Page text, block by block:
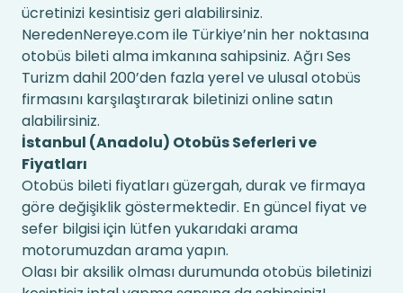
ücretinizi kesintisiz geri alabilirsiniz.
NeredenNereye.com ile Türkiye’nin her noktasına
otobüs bileti alma imkanına sahipsiniz. Ağrı Ses
Turizm dahil 200’den fazla yerel ve ulusal otobüs
firmasını karşılaştırarak biletinizi online satın
alabilirsiniz.
İstanbul (Anadolu) Otobüs Seferleri ve
Fiyatları
Otobüs bileti fiyatları güzergah, durak ve firmaya
göre değişiklik göstermektedir. En güncel fiyat ve
sefer bilgisi için lütfen yukarıdaki arama
motorumuzdan arama yapın.
Olası bir aksilik olması durumunda otobüs biletinizi